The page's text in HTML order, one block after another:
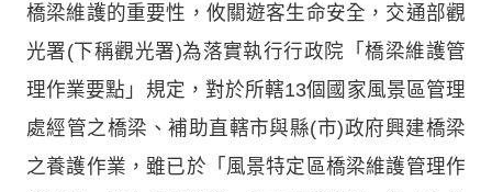
橋梁維護的重要性，攸關遊客生命安全，交通部觀
光署(下稱觀光署)為落實執行行政院「橋梁維護管
理作業要點」規定，對於所轄13個國家風景區管理
處經管之橋梁、補助直轄市與縣(市)政府興建橋梁
之養護作業，雖已於「風景特定區橋梁維護管理作